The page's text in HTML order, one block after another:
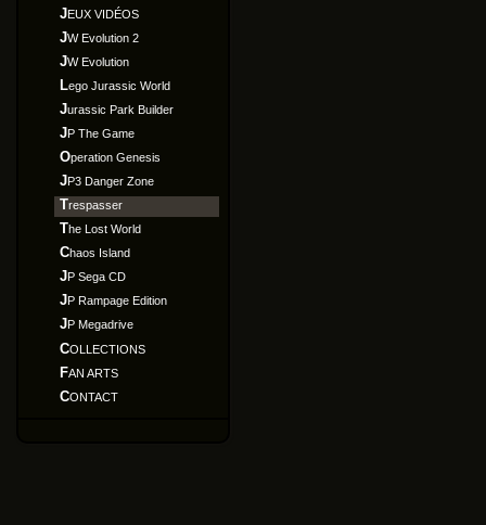
JEUX VIDÉOS
JW Evolution 2
JW Evolution
Lego Jurassic World
Jurassic Park Builder
JP The Game
Operation Genesis
JP3 Danger Zone
Trespasser
The Lost World
Chaos Island
JP Sega CD
JP Rampage Edition
JP Megadrive
COLLECTIONS
FAN ARTS
CONTACT